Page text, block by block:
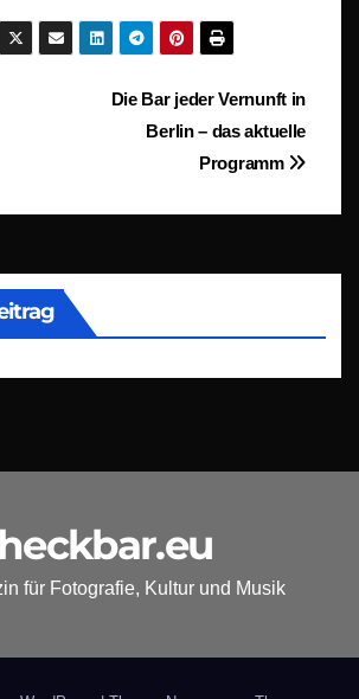
Die Bar jeder Vernunft in
Berlin – das aktuelle
Programm
für Fotografie, Kultur und Musik